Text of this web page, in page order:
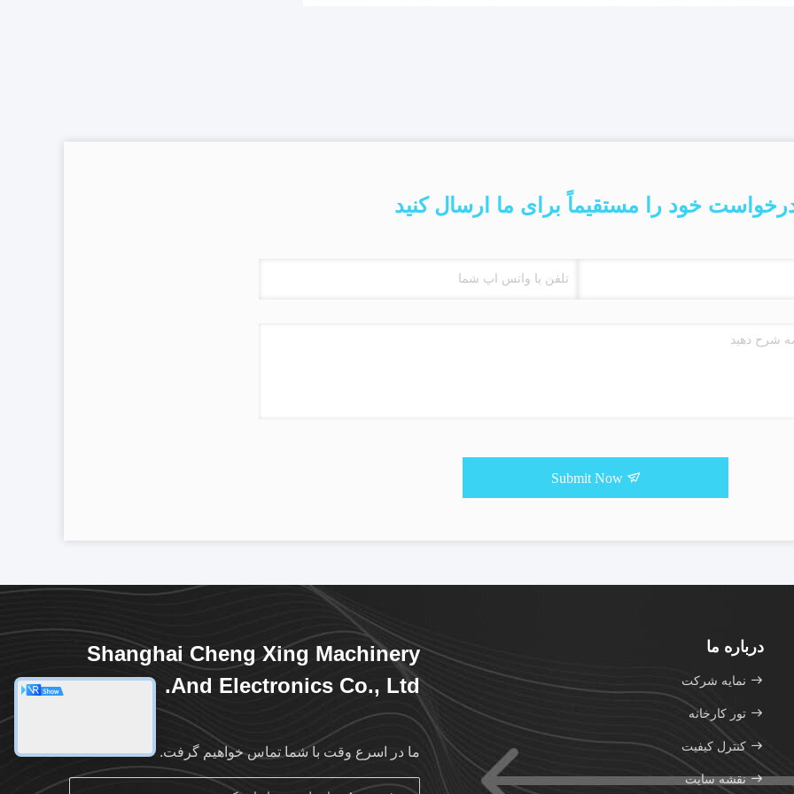
خود را مستقیماً برای ما ارسال کنید
Submit Now
درباره ما
نمایه شرکت
تور کارخانه
کنترل کیفیت
نقشه سایت
Shanghai Cheng Xing Machinery
And Electronics Co., Ltd.
ما در اسرع وقت با شما تماس خواهیم گرفت.